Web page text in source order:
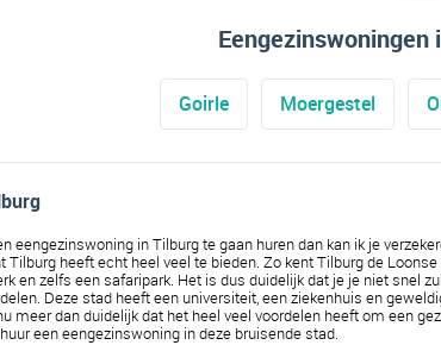
Eengezinswoningen
Goirle Moergestel
eengezinswoning in Tilburg te gaan huren dan kan ik je
Tilburg heeft echt heel veel te bieden. Zo kent Tilburg de
en zelfs een safaripark. Het is dus duidelijk dat je je niet snel
Deze stad heeft een universiteit, een ziekenhuis en
meer dan duidelijk dat het heel veel voordelen heeft om een
een eengezinswoning in deze bruisende stad.